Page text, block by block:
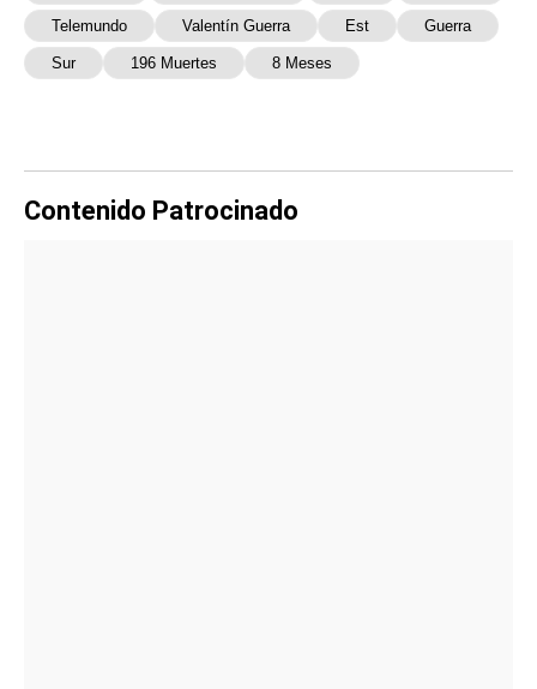
Telemundo Valentín Guerra Est Guerra
Sur 196 Muertes 8 Meses
Contenido Patrocinado